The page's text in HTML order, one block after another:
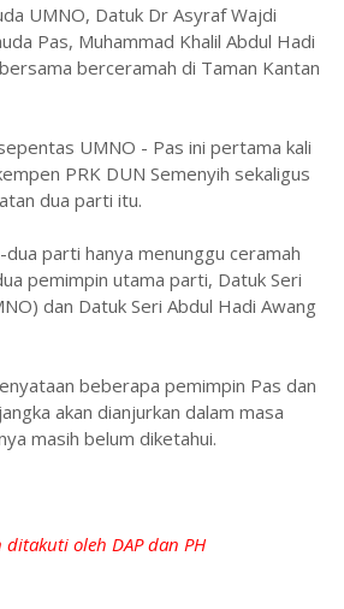
UMNO, Datuk Dr Asyraf Wajdi
Pas, Muhammad Khalil Abdul Hadi
berceramah di Taman Kantan
UMNO - Pas ini pertama kali
PRK DUN Semenyih sekaligus
dua parti itu.
parti hanya menunggu ceramah
pemimpin utama parti, Datuk Seri
dan Datuk Seri Abdul Hadi Awang
beberapa pemimpin Pas dan
akan dianjurkan dalam masa
masih belum diketahui.
oleh DAP dan PH